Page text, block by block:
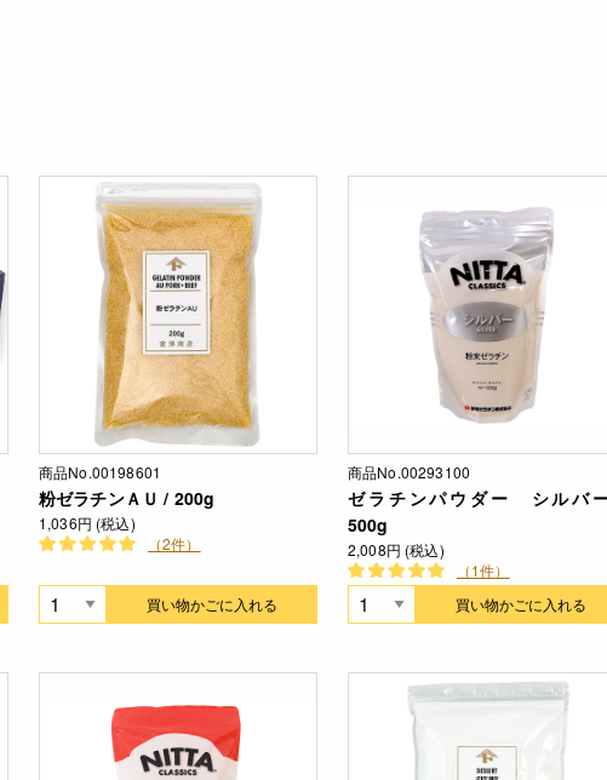
商品No.00198601
粉ゼラチンＡＵ / 200g
1,036円 (税込)
（2件）
買い物かごに入れる
商品No.00293100
ゼラチンパウダー シルバ
500g
2,008円 (税込)
（1件）
買い物かごに入れる